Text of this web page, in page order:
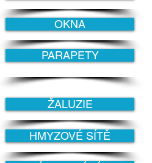
OKNA
PARAPETY
ŽALUZIE
HMYZOVÉ SÍTĚ